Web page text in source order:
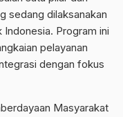
sedang dilaksanakan
Program ini
pelayanan
dengan fokus
Masyarakat